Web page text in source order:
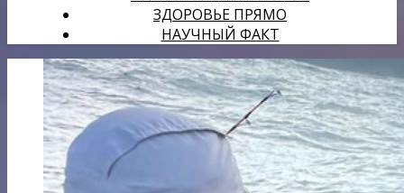
ЗДОРОВЬЕ ПРЯМО
НАУЧНЫЙ ФАКТ